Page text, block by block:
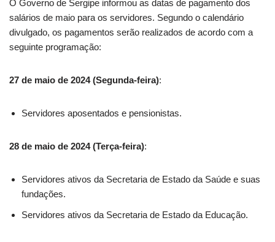
O Governo de Sergipe informou as datas de pagamento dos
salários de maio para os servidores. Segundo o calendário
divulgado, os pagamentos serão realizados de acordo com a
seguinte programação:
27 de maio de 2024 (Segunda-feira):
Servidores aposentados e pensionistas.
28 de maio de 2024 (Terça-feira):
Servidores ativos da Secretaria de Estado da Saúde e suas
fundações.
Servidores ativos da Secretaria de Estado da Educação.